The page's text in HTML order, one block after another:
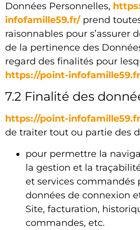
Données Personnelles,
infofamille59.fr/prend
raisonnables pour s’assurer
de la pertinence des
regard des finalités pour
https://point-
7.2 Finalité des
https://point-
de traiter tout ou partie des
pour permettre la
la gestion et la
et services commandés
données de connexion
Site, facturation,
commandes, etc.